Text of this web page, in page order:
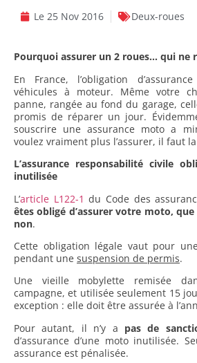
Le 25 Nov 2016 Deux-roues
Pourquoi assurer un 2 roues… qui ne
En France, l’obligation
véhicules à moteur. Même votre
panne, rangée au fond du garage,
promis de réparer un jour.
souscrire une assurance moto a
voulez vraiment plus l’assurer, il faut
L’assurance responsabilité civile
inutilisée
L’article L122-1 du Code des
êtes obligé d’assurer votre moto,
non.
Cette obligation légale vaut pour
pendant une suspension de permis.
Une vieille mobylette remisée
campagne, et utilisée seulement 15
exception : elle doit être assurée à
Pour autant, il n’y a pas de
d’assurance d’une moto inutilisée.
assurance est pénalisée.